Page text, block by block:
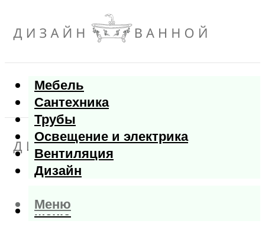
Мебель
Сантехника
Трубы
Освещение и электрика
Вентиляция
Дизайн
Меню
Меню